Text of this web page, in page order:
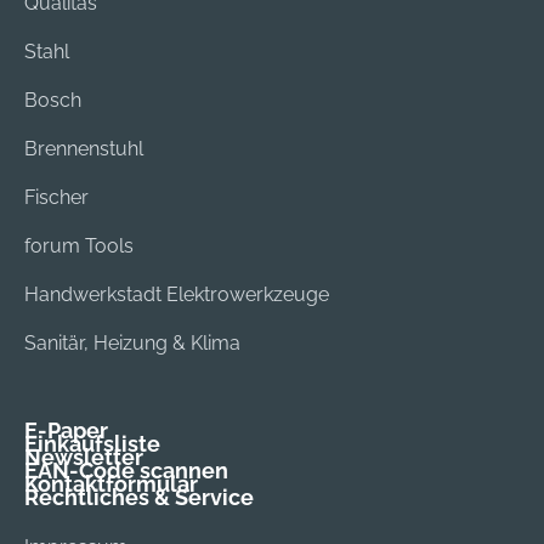
Stahl
Bosch
Brennenstuhl
Fischer
forum Tools
Handwerkstadt Elektrowerkzeuge
Sanitär, Heizung & Klima
E-Paper
Einkaufsliste
Newsletter
EAN-Code scannen
Kontaktformular
Rechtliches & Service